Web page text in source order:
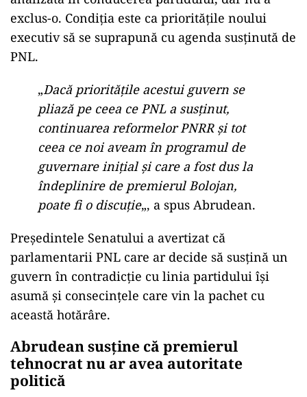
exclus-o. Condiția este ca prioritățile noului
executiv să se suprapună cu agenda susținută de
PNL.
„Dacă prioritățile acestui guvern se
pliază pe ceea ce PNL a susținut,
continuarea reformelor PNRR și tot
ceea ce noi aveam în programul de
guvernare inițial și care a fost dus la
îndeplinire de premierul Bolojan,
poate fi o discuție„, a spus Abrudean.
Președintele Senatului a avertizat că
parlamentarii PNL care ar decide să susțină un
guvern în contradicție cu linia partidului își
asumă și consecințele care vin la pachet cu
această hotărâre.
Abrudean susține că premierul
tehnocrat nu ar avea autoritate
politică